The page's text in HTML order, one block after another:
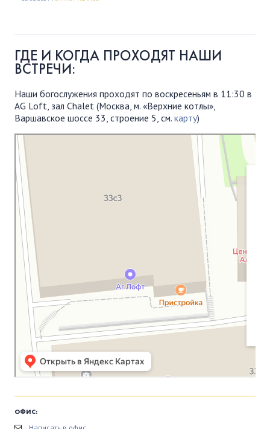
ГДЕ И КОГДА ПРОХОДЯТ НАШИ
ВСТРЕЧИ:
Наши богослужения проходят по воскресеньям в 11:30 в
AG Loft, зал Chalet (Москва, м. «Верхние котлы»,
Варшавское шоссе 33, строение 5, см. карту)
Московская Библейская Церковь
Протестантская церковь в Москве
ОФИС: